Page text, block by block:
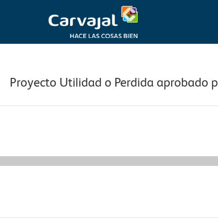
Proyecto Utilidad o Perdida aprobado